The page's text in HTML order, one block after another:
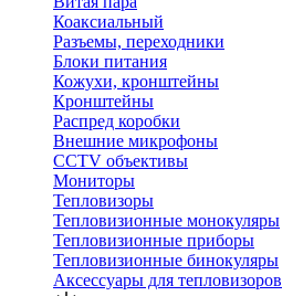
Коаксиальный
Разъемы, переходники
Блоки питания
Кожухи, кронштейны
Кронштейны
Распред коробки
Внешние микрофоны
CCTV объективы
Мониторы
Тепловизоры
Тепловизионные монокуляры
Тепловизионные приборы
Тепловизионные бинокуляры
Аксессуары для тепловизоров